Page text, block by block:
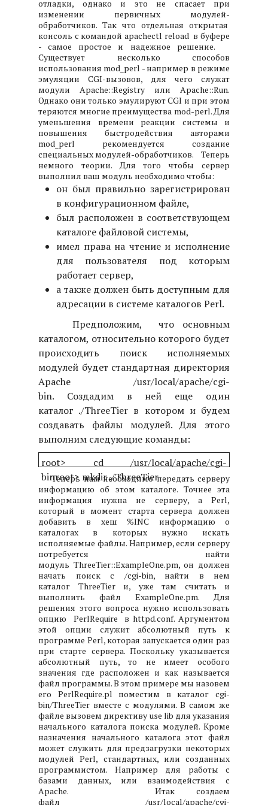
отладки, однако и это не спасает при
изменении первичных модулей-
обработчиков. Так что отдельная открытая
консоль с командой apachectl reload в буфере
- самое простое и надежное решение.
Существует несколько способов
использования mod_perl - например в режиме
эмуляции CGI-вызовов, для чего служат
модули Apache::Registry или Apache::Run.
Однако они только эмулируют CGI и при этом
теряются многие преимущества mod-perl. Для
уменьшения времени реакции системы и
повышения быстродействия авторами
mod_perl рекомендуется создание
специальных модулей-обработчиков. Теперь
немного теории. Для того чтобы сервер
выполнил ваш модуль необходимо чтобы:
он был правильно зарегистрирован
в конфигурационном файле,
был расположен в соответствующем
каталоге файловой системы,
имел права на чтение и исполнение
для пользователя под которым
работает сервер,
а также должен быть доступным для
адресации в системе каталогов Perl.
Предположим, что основным
каталогом, относительно которого будет
происходить поиск исполняемых
модулей будет стандартная директория
Apache /usr/local/apache/cgi-
bin. Создадим в ней еще один
каталог ./ThreeTier в котором и будем
создавать файлы модулей. Для этого
выполним следующие команды:
root> cd /usr/local/apache/cgi-
binroot> mkdir ./ThreeTier
Теперь нам необходимо передать серверу
информацию об этом каталоге. Точнее эта
информация нужна не серверу, а Perl,
который в момент старта сервера должен
добавить в хеш %INC информацию о
каталогах в которых нужно искать
исполняемые файлы. Например, если серверу
потребуется найти
мoдуль ThreeTier::ExampleOne.pm, он должен
начать поиск с /cgi-bin, найти в нем
каталог ThreeTier и, уже там считать и
выполнить файл ExampleOne.pm. Для
решения этого вопроса нужно использовать
опцию PerlRequire в httpd.conf. Аргументом
этой опции служит абсолютный путь к
программе Perl, которая запускается один раз
при старте сервера. Поскольку указывается
абсолютный путь, то не имеет особого
значения где расположен и как называется
файл программы. В этом примере мы назовем
его PerlRequire.pl поместим в каталог cgi-
bin/ThreeTier вместе с модулями. В самом же
файле вызовем директиву use lib для указания
начального каталога поиска модулей. Кроме
назначения начального каталога этот файл
может служить для предзагрузки некоторых
модулей Perl, стандартных, или созданных
программистом. Например для работы с
базами данных, или взаимодействия с
Apache. Итак создаем
файл /usr/local/apache/cgi-